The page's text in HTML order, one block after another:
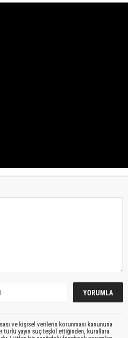
ve kişisel verilerin korunması kanununa
türlü yayın suç teşkil ettiğinden, kurallara